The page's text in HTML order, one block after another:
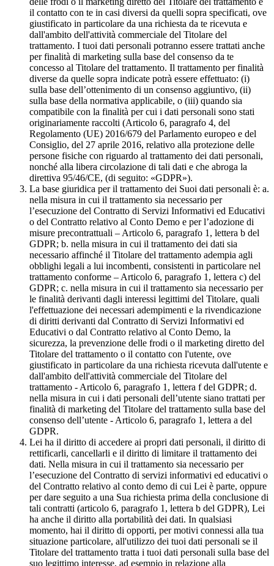
il contatto con te in casi diversi da quelli sopra specificati, ove
giustificato in particolare da una richiesta da te ricevuta e
dall'ambito dell'attività commerciale del Titolare del
trattamento. I tuoi dati personali potranno essere trattati anche
per finalità di marketing sulla base del consenso da te
concesso al Titolare del trattamento. Il trattamento per finalità
diverse da quelle sopra indicate potrà essere effettuato: (i)
sulla base dell’ottenimento di un consenso aggiuntivo, (ii)
sulla base della normativa applicabile, o (iii) quando sia
compatibile con la finalità per cui i dati personali sono stati
originariamente raccolti (Articolo 6, paragrafo 4, del
Regolamento (UE) 2016/679 del Parlamento europeo e del
Consiglio, del 27 aprile 2016, relativo alla protezione delle
persone fisiche con riguardo al trattamento dei dati personali,
nonché alla libera circolazione di tali dati e che abroga la
direttiva 95/46/CE, (di seguito: «GDPR»).
La base giuridica per il trattamento dei Suoi dati personali è: a.
nella misura in cui il trattamento sia necessario per
l’esecuzione del Contratto di Servizi Informativi ed Educativi
o del Contratto relativo al Conto Demo e per l’adozione di
misure precontrattuali – Articolo 6, paragrafo 1, lettera b del
GDPR; b. nella misura in cui il trattamento dei dati sia
necessario affinché il Titolare del trattamento adempia agli
obblighi legali a lui incombenti, consistenti in particolare nel
trattamento conforme – Articolo 6, paragrafo 1, lettera c) del
GDPR; c. nella misura in cui il trattamento sia necessario per
le finalità derivanti dagli interessi legittimi del Titolare, quali
l'effettuazione dei necessari adempimenti e la rivendicazione
di diritti derivanti dal Contratto di Servizi Informativi ed
Educativi o dal Contratto relativo al Conto Demo, la
sicurezza, la prevenzione delle frodi o il marketing diretto del
Titolare del trattamento o il contatto con l'utente, ove
giustificato in particolare da una richiesta ricevuta dall'utente e
dall'ambito dell'attività commerciale del Titolare del
trattamento - Articolo 6, paragrafo 1, lettera f del GDPR; d.
nella misura in cui i dati personali dell’utente siano trattati per
finalità di marketing del Titolare del trattamento sulla base del
consenso dell’utente - Articolo 6, paragrafo 1, lettera a del
GDPR.
Lei ha il diritto di accedere ai propri dati personali, il diritto di
rettificarli, cancellarli e il diritto di limitare il trattamento dei
dati. Nella misura in cui il trattamento sia necessario per
l’esecuzione del Contratto di servizi informativi ed educativi o
del Contratto relativo al conto demo di cui Lei è parte, oppure
per dare seguito a una Sua richiesta prima della conclusione di
tali contratti (articolo 6, paragrafo 1, lettera b del GDPR), Lei
ha anche il diritto alla portabilità dei dati. In qualsiasi
momento, hai il diritto di opporti, per motivi connessi alla tua
situazione particolare, all'utilizzo dei tuoi dati personali se il
Titolare del trattamento tratta i tuoi dati personali sulla base del
suo legittimo interesse, ad esempio in relazione alla